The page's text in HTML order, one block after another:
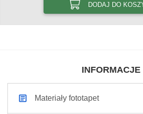
DODAJ DO
INFORMACJE
Materiały fototapet